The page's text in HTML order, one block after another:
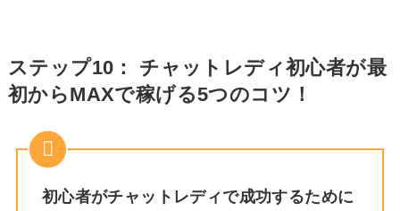
ステップ10： チャットレディ初心者が最
初からMAXで稼げる5つのコツ！
初心者がチャットレディで成功するために